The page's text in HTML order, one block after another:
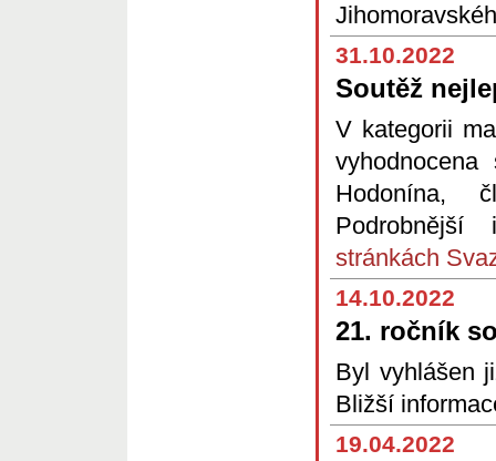
31.10.2022
Soutěž
V kategorii
Hodonína,
stránkách
14.10.2022
21. ročník
Byl vyhlášen
Bližší
19.04.2022